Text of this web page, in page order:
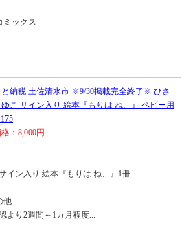
ミックス
納税 土佐清水市 ※9/30掲載完全終了※ ひさ
ゆこ サイン入り 絵本『もりは ね、』 ベビー用
：8,000円
イン入り 絵本『もりは ね、』1冊
他
より2週間～1カ月程度...